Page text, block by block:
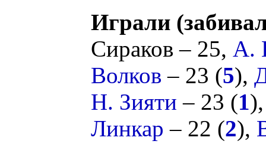
Играли
Сираков – 25, А.
Волков – 23 (5),
Н. Зияти – 23 (1
Линкар – 22 (2),